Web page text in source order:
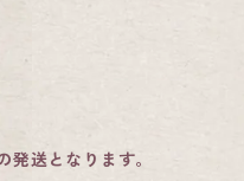
送となります。